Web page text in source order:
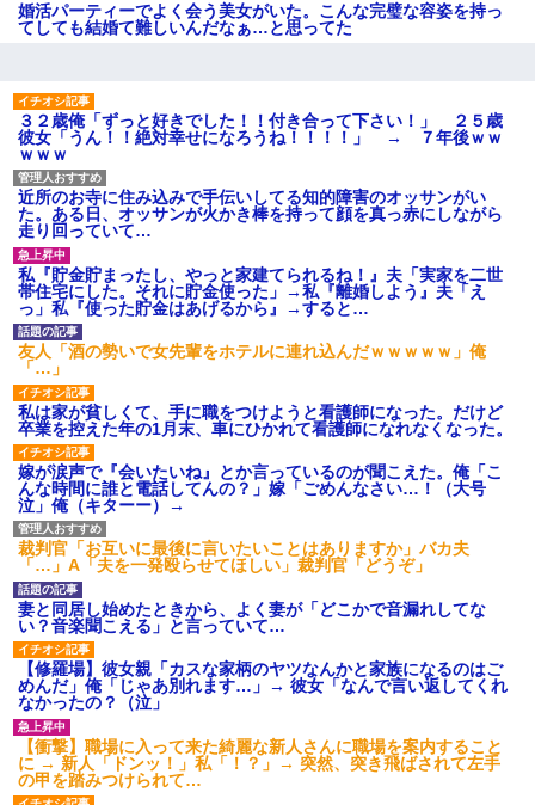
百年の恋12-899 食べた量を
張り合ってくる
婚活パーティーでよく会う美女がいた。こんな完璧な容姿を持っ
てしても結婚て難しいんだなぁ…と思ってた
３２歳俺「ずっと好きでした！！付き合って下さい！」 ２５歳
彼女「うん！！絶対幸せになろうね！！！！」 → ７年後ｗｗ
ｗｗｗ
近所のお寺に住み込みで手伝いしてる知的障害のオッサンがい
た。ある日、オッサンが火かき棒を持って顔を真っ赤にしながら
走り回っていて…
私『貯金貯まったし、やっと家建てられるね！』夫「実家を二世
帯住宅にした。それに貯金使った」→私『離婚しよう』夫「え
っ」私『使った貯金はあげるから』→すると…
友人「酒の勢いで女先輩をホテルに連れ込んだｗｗｗｗｗ」俺
「…」
私は家が貧しくて、手に職をつけようと看護師になった。だけど
卒業を控えた年の1月末、車にひかれて看護師になれなくなった。
嫁が涙声で『会いたいね』とか言っているのが聞こえた。俺「こ
んな時間に誰と電話してんの？」嫁「ごめんなさい…！（大号
泣」俺（キターー）→
裁判官「お互いに最後に言いたいことはありますか」バカ夫
「…」A「夫を一発殴らせてほしい」裁判官「どうぞ」
妻と同居し始めたときから、よく妻が「どこかで音漏れしてな
い？音楽聞こえる」と言っていて…
【修羅場】彼女親「カスな家柄のヤツなんかと家族になるのはご
めんだ」俺「じゃあ別れます…」→ 彼女「なんで言い返してくれ
なかったの？（泣」
【衝撃】職場に入って来た綺麗な新人さんに職場を案内すること
に → 新人「ドンッ！」私「！？」→ 突然、突き飛ばされて左手
の甲を踏みつけられて…